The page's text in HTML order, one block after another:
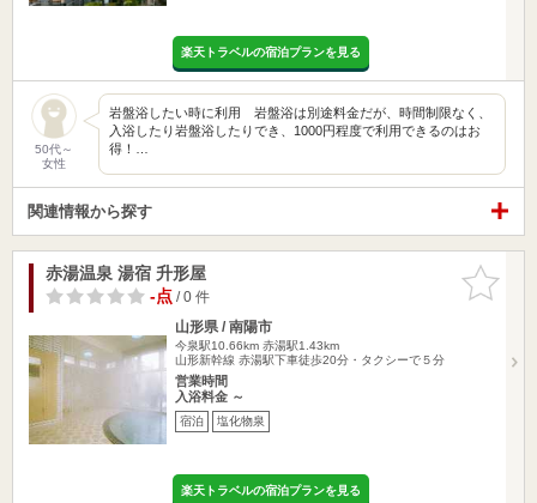
楽天トラベルの宿泊プランを見る
50代～
女性
岩盤浴したい時に利用 岩盤浴は別途料金だが、時間制限なく、
入浴したり岩盤浴したりでき、1000円程度で利用できるのはお
得！…
関連情報から探す
お気に入
りに追加
赤湯温泉 湯宿 升形屋
-点/ 0 件
山形県 / 南陽市
今泉駅10.66km 赤湯駅1.43km
山形新幹線 赤湯駅下車徒歩20分・タクシーで５分
営業時間
入浴料金 ～
宿泊 塩化物泉
楽天トラベルの宿泊プランを見る